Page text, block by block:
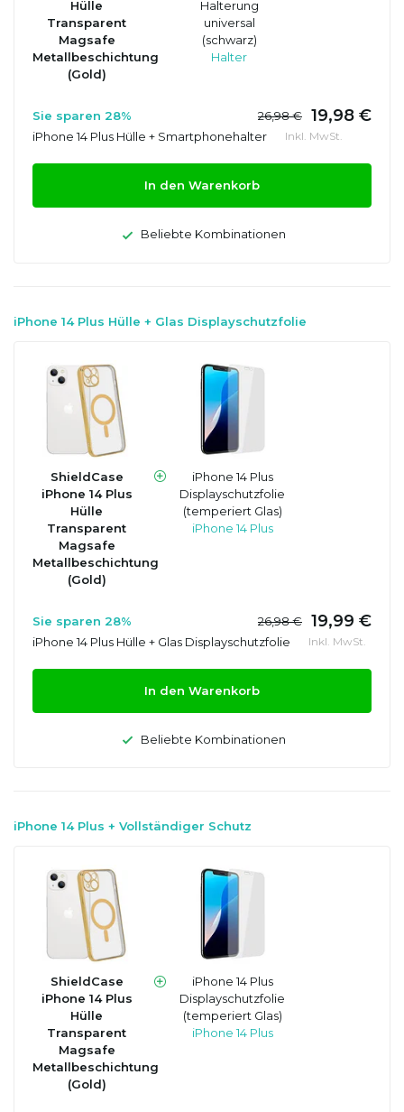
Hülle
Transparent
Magsafe
Metallbeschichtung
(Gold)
Halterung
universal
(schwarz)
Halter
Sie sparen 28% 26,98 € 19,98 €
iPhone 14 Plus Hülle + Smartphonehalter Inkl. MwSt.
In den Warenkorb
Beliebte Kombinationen
iPhone 14 Plus Hülle + Glas Displayschutzfolie
ShieldCase
iPhone 14 Plus
Hülle
Transparent
Magsafe
Metallbeschichtung
(Gold)
iPhone 14 Plus
Displayschutzfolie
(temperiert Glas)
iPhone 14 Plus
Sie sparen 28% 26,98 € 19,99 €
iPhone 14 Plus Hülle + Glas Displayschutzfolie Inkl. MwSt.
In den Warenkorb
Beliebte Kombinationen
iPhone 14 Plus + Vollständiger Schutz
ShieldCase
iPhone 14 Plus
Hülle
Transparent
Magsafe
Metallbeschichtung
(Gold)
iPhone 14 Plus
Displayschutzfolie
(temperiert Glas)
iPhone 14 Plus